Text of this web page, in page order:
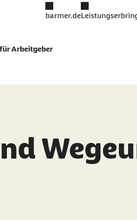
barmer.de
Arbeitgeber